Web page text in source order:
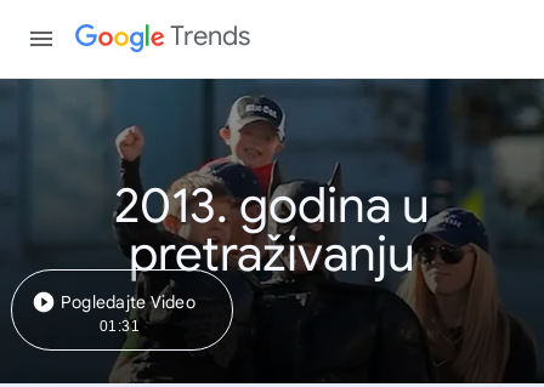
Trends
2013. godina u
pretraživanju
Pogledajte Video
01:31